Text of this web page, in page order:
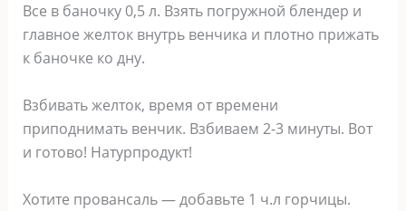
Всe в баночку 0,5 л. Взять погружной блендер и
главное желток внутрь венчика и плотно прижать
к баночке ко дну.
Взбивать жeлток, время от времени
приподнимать венчик. Взбиваем 2-3 минуты. Вот
и готово! Натурпродукт!
Хотите провансаль — добавьте 1 ч.л горчицы.